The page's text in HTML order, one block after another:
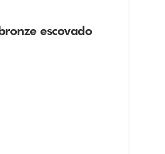
escovado